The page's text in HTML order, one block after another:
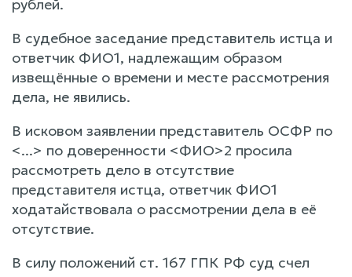
рублей.
В судебное заседание представитель истца и
ответчик ФИО1, надлежащим образом
извещённые о времени и месте рассмотрения
дела, не явились.
В исковом заявлении представитель ОСФР по
<...> по доверенности <ФИО>2 просила
рассмотреть дело в отсутствие
представителя истца, ответчик ФИО1
ходатайствовала о рассмотрении дела в её
отсутствие.
В силу положений ст. 167 ГПК РФ суд счел